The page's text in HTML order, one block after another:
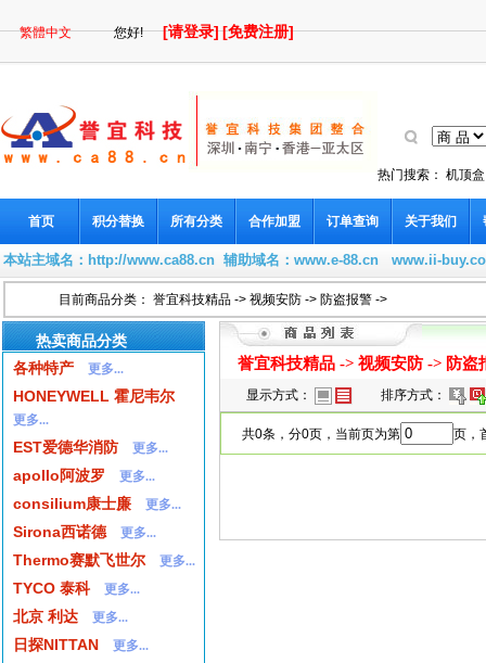
繁體中文 您好![请登录][免费注册]
热门搜索： 机顶盒
首页 积分替换 所有分类 合作加盟 订单查询 关于我们
本站主域名： http://www.ca88.cn 辅助域名： www.e-88.cn www.ii-
目前商品分类： 誉宜科技精品 -> 视频安防 -> 防盗报警 ->
热卖商品分类
各种特产
更多...
HONEYWELL 霍尼韦尔
更多...
EST爱德华消防 更多...
apollo阿波罗 更多...
consilium康士廉 更多...
Sirona西诺德 更多...
Thermo赛默飞世尔 更多...
TYCO 泰科 更多...
北京 利达 更多...
日探NITTAN 更多...
誉宜科技精品 -> 视频安防 -> 防盗
显示方式： 排序方式：
共0条，分0页，当前页为第 页，